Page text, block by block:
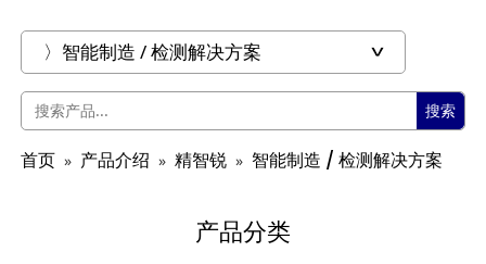
搜索
首页 产品介绍 精智锐 智能制造 / 检测解决方案
产品分类